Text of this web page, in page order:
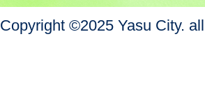
Copyright ©2025 Yasu City.